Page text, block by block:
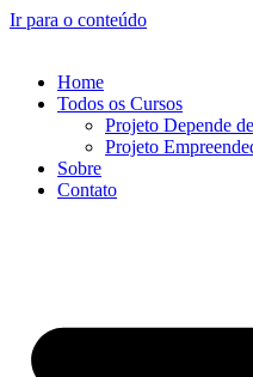
Ir para o conteúdo
Home
Todos os Cursos
Projeto Depende
Projeto
Sobre
Contato